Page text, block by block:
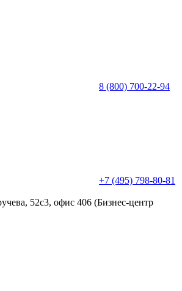
8 (800) 700-22-94
+7 (495) 798-80-81
52с3, офис 406 (Бизнес-центр